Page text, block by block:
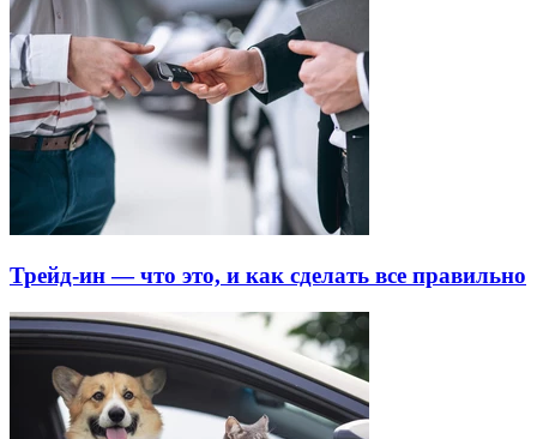
Трейд-ин — что это, и как сделать все правильно